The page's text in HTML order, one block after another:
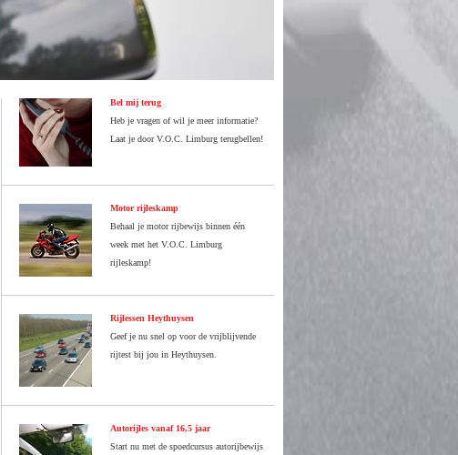
Bel mij terug
Heb je vragen of wil je meer informatie?
Laat je door V.O.C. Limburg terugbellen!
Motor rijleskamp
Behaal je motor rijbewijs binnen één
week met het V.O.C. Limburg
rijleskamp!
Rijlessen Heythuysen
Geef je nu snel op voor de vrijblijvende
rijtest bij jou in Heythuysen.
Autorijles vanaf 16,5 jaar
Start nu met de spoedcursus autorijbewijs